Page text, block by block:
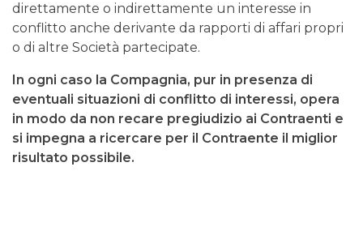
direttamente o indirettamente un interesse in
conflitto anche derivante da rapporti di affari propri
o di altre Società partecipate.
In ogni caso la Compagnia, pur in presenza di
eventuali situazioni di conflitto di interessi, opera
in modo da non recare pregiudizio ai Contraenti e
si impegna a ricercare per il Contraente il miglior
risultato possibile.